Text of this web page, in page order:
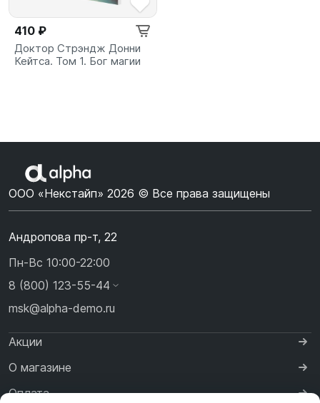
410 ₽
Доктор Стрэндж Донни
Кейтса. Том 1. Бог магии
ООО «Некстайп» 2026 © Все права защищены
Андропова пр-т, 22
Пн-Вс 10:00-22:00
8 (800) 123-55-44
msk@alpha-demo.ru
Акции
О магазине
Оплата